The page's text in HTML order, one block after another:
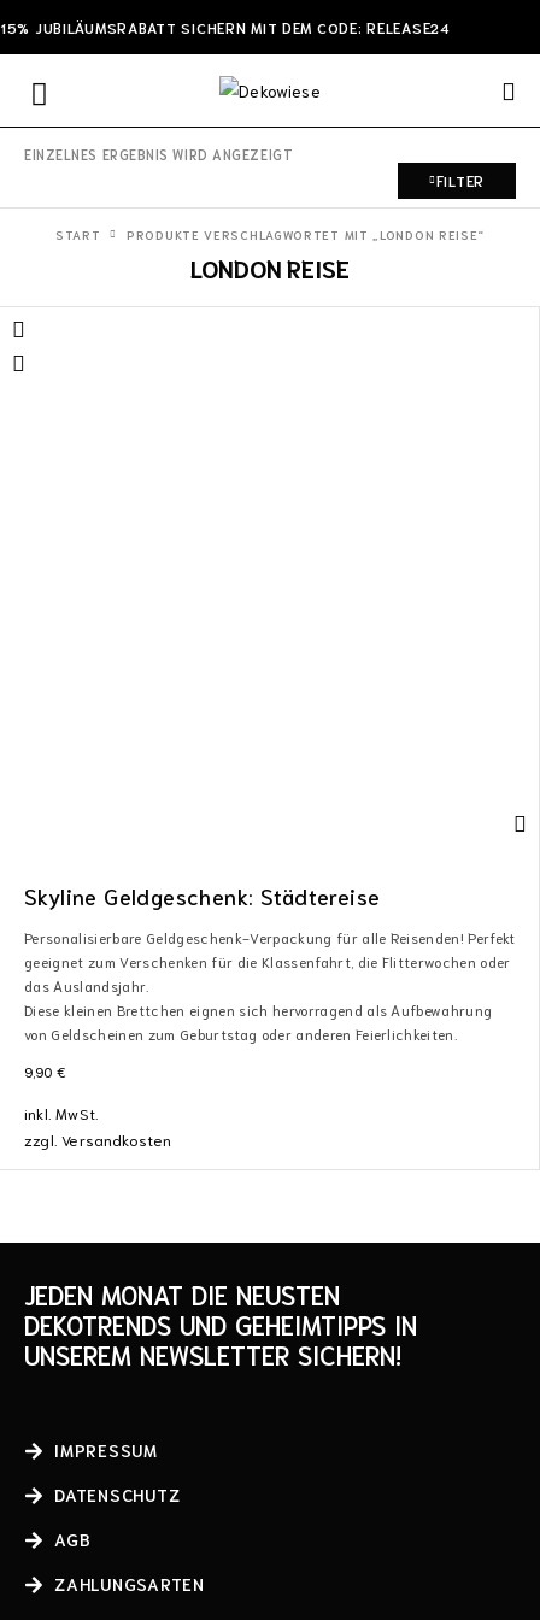
15% JUBILÄUMSRABATT SICHERN MIT DEM CODE: RELEASE24
EINZELNES ERGEBNIS WIRD ANGEZEIGT
FILTER
LONDON REISE
START PRODUKTE VERSCHLAGWORTET MIT „LONDON REISE“
Skyline Geldgeschenk: Städtereise
Personalisierbare Geldgeschenk-Verpackung für alle Reisenden! Perfekt
geeignet zum Verschenken für die Klassenfahrt, die Flitterwochen oder
das Auslandsjahr.
Diese kleinen Brettchen eignen sich hervorragend als Aufbewahrung
von Geldscheinen zum Geburtstag oder anderen Feierlichkeiten.
9,90 €
inkl. MwSt.
zzgl.Versandkosten
JEDEN MONAT DIE NEUSTEN
DEKOTRENDS UND GEHEIMTIPPS IN
UNSEREM NEWSLETTER SICHERN!
IMPRESSUM
DATENSCHUTZ
AGB
ZAHLUNGSARTEN